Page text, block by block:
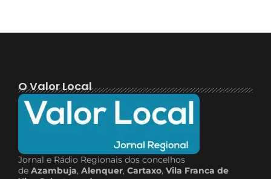
O Valor Local
Jornal e Rádio Regionais dos concelhos
de Azambuja, Alenquer, Cartaxo, Vila Franca de